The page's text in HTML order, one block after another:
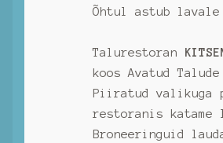
Õhtul astub lavale
Talurestoran
koos Avatud Talude
Piiratud valikuga
restoranis
Broneeringuid